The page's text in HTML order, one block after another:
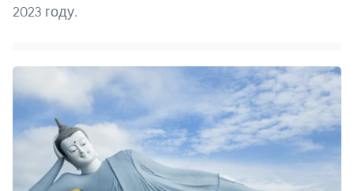
2023 году.